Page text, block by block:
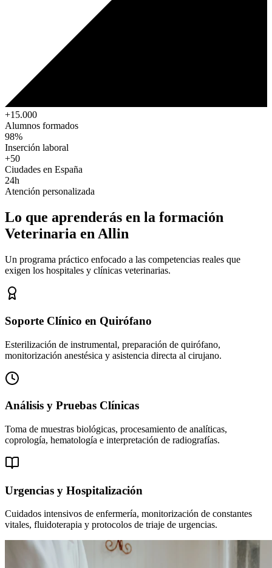
+15.000
Alumnos formados
98%
Inserción laboral
+50
Ciudades en España
24h
Atención personalizada
Lo que aprenderás en la formación
Veterinaria en Allin
Un programa práctico enfocado a las competencias reales que
exigen los hospitales y clínicas veterinarias.
Soporte Clínico en Quirófano
Esterilización de instrumental, preparación de quirófano,
monitorización anestésica y asistencia directa al cirujano.
Análisis y Pruebas Clínicas
Toma de muestras biológicas, procesamiento de analíticas,
coprología, hematología e interpretación de radiografías.
Urgencias y Hospitalización
Cuidados intensivos de enfermería, monitorización de constantes
vitales, fluidoterapia y protocolos de triaje de urgencias.